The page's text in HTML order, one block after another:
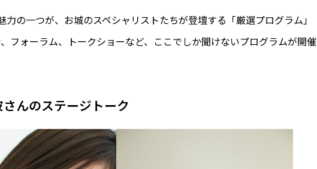
力の一つが、お城のスペシャリストたちが登壇する「厳選プログラム」
フォーラム、トークショーなど、ここでしか聞けないプログラムが開催
んのステージトーク